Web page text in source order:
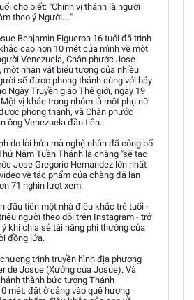
cho biết: "Chính vị thánh là người
theo ý Người...."
Benjamin Figueroa 16 tuổi đã trình
cao hơn 10 mét của mình về một
Venezuela, Chân phước Jose
một nhân vật biểu tượng của nhiều
sẽ được phong thánh cùng với bảy
Ngày Truyền giáo Thế giới, ngày 19
vị khác trong nhóm là một phụ nữ
phong thánh, và Chân phước
ông Venezuela đầu tiên.
do lời hứa mà nghệ nhân đã công bố
Năm Tuần Thánh là chàng "sẽ tạc
Jose Gregorio Hernandez lớn nhất
về tác phẩm của chàng đã lan
71 nghìn lượt xem.
đầu tiên một nhà điêu khắc trẻ tuổi -
người theo dõi trên Instagram - trở
khi chia sẻ tài năng phi thường của
đồng lứa.
trình truyền hình địa phương
de Josue (Xưởng của Josue). Và
thành bức tượng Thánh
mét, đặt ở cảng vào quê hương